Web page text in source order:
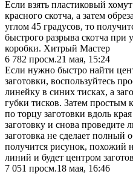
Если взять пластиковый
красного скотча, а затем
углом 45 градусов, то
быстрого разрыва скотча при
коробки. Хитрый Мастер
6 782 просм.21 мая, 15:24
Если нужно быстро найти
заготовки, воспользуйтесь
линейку в синих тисках, а
губки тисков. Затем
по торцу заготовки вдоль
заготовку и снова проведите
заготовка не сделает полный
получится рисунок, похожий
линий и будет центром
7 051 просм.18 мая, 16:46